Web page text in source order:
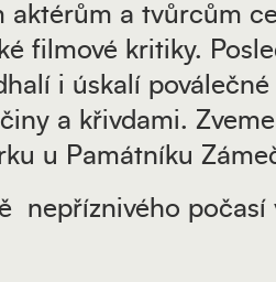
aktérům a tvůrcům
filmové kritiky.
i úskalí poválečné
a křivdami.
u Památníku
nepříznivého počasí